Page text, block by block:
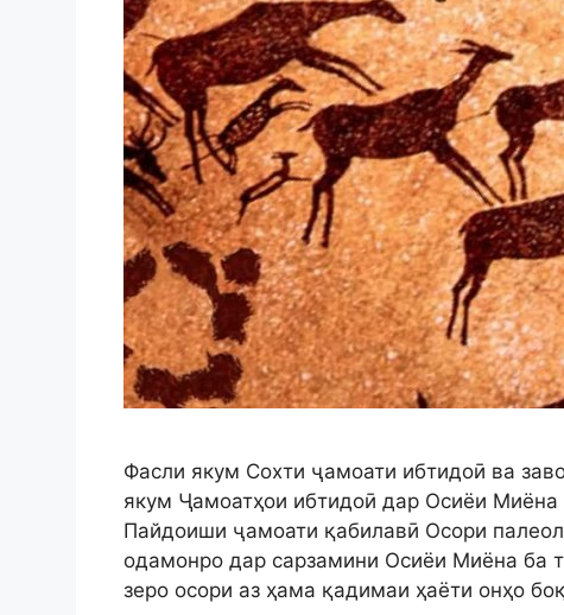
Фасли якум Сохти ҷамоати ибтидоӣ ва
якум Ҷамоатҳои ибтидоӣ дар Осиёи Миёна
Пайдоиши ҷамоати қабилавӣ Осори
одамонро дар сарзамини Осиёи Миёна ба
зеро осори аз ҳама қадимаи ҳаёти онҳо